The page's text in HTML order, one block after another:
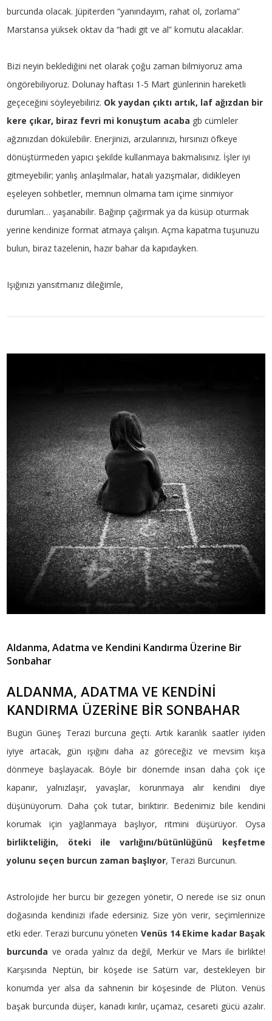
burcunda olacak. Jüpiterden “yanındayım, rahat ol, zorlama”
Marstansa yüksek oktav da “hadi git ve al” komutu alacaklar.
Bizi neyin beklediğini net olarak çoğu zaman bilmiyoruz ama
öngörebiliyoruz. Dolunay haftası 1-5 Mart günlerinin hareketli
geçeceğini söyleyebiliriz. Ok yaydan çıktı artık, laf ağızdan bir
kere çıkar, biraz fevri mi konuştum acaba gb cümleler
ağzınızdan dökülebilir. Enerjinizi, arzularınızı, hırsınızı öfkeye
dönüştürmeden yapıcı şekilde kullanmaya bakmalısınız. İşler iyi
gitmeyebilir; yanlış anlaşılmalar, hatalı yazışmalar, didikleyen
eşeleyen sohbetler, memnun olmama tam içime sinmiyor
durumları… yaşanabilir. Bağırıp çağırmak ya da küsüp oturmak
yerine kendinize format atmaya çalışın. Açma kapatma tuşunuzu
bulun, biraz tazelenin, hazır bahar da kapıdayken.
Işığınızı yansıtmanız dileğimle,
Aldanma, Adatma ve Kendini Kandırma Üzerine Bir
Sonbahar
ALDANMA, ADATMA VE KENDİNİ
KANDIRMA ÜZERİNE BİR SONBAHAR
Bugün Güneş Terazi burcuna geçti. Artık karanlık saatler iyiden
iyiye artacak, gün ışığını daha az göreceğiz ve mevsim kışa
dönmeye başlayacak. Böyle bir dönemde insan daha çok içe
kapanır, yalnızlaşır, yavaşlar, korunmaya alır kendini diye
düşünüyorum. Daha çok tutar, biriktirir. Bedenimiz bile kendini
korumak için yağlanmaya başlıyor, ritmini düşürüyor. Oysa
birlikteliğin, öteki ile varlığını/bütünlüğünü keşfetme
yolunu seçen burcun zaman başlıyor, Terazi Burcunun.
Astrolojide her burcu bir gezegen yönetir, O nerede ise siz onun
doğasında kendinizi ifade edersiniz. Size yön verir, seçimlerinize
etki eder. Terazi burcunu yöneten Venüs 14 Ekime kadar Başak
burcunda ve orada yalnız da değil, Merkür ve Mars ile birlikte!
Karşısında Neptün, bir köşede ise Satürn var, destekleyen bir
konumda yer alsa da sahnenin bir köşesinde de Plüton. Venüs
başak burcunda düşer, kanadı kırılır, uçamaz, cesareti gücü azalır.